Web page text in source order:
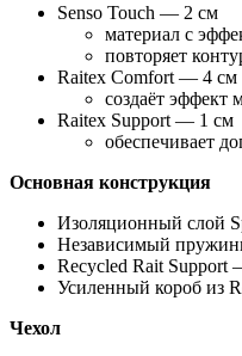
Senso Touch — 2 см
материал с
повторяет
Raitex Comfort — 4 см
создаёт эффект
Raitex Support — 1 см
обеспечивает
Основная конструкция
Изоляционный слой
Независимый
Recycled Rait Support
Усиленный короб из
Чехол